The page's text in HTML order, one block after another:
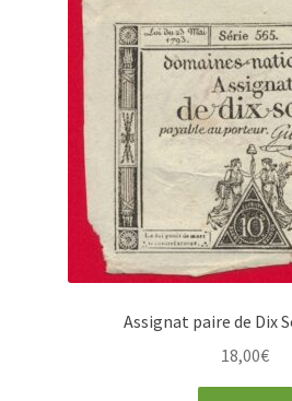
Assignat paire de Dix
18,00€